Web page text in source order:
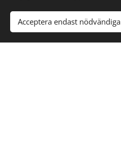
Acceptera endast nödvändiga